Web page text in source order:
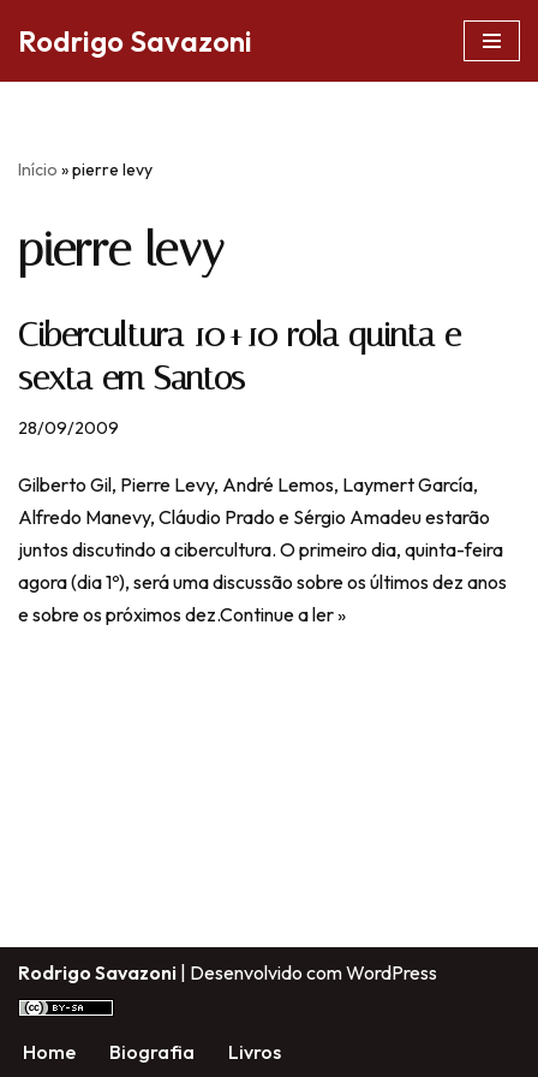
conteúdo
Rodrigo Savazoni
Início »pierre levy
pierre levy
Cibercultura 10+10 rola quinta e
sexta em Santos
28/09/2009
Gilberto Gil, Pierre Levy, André Lemos, Laymert García,
Alfredo Manevy, Cláudio Prado e Sérgio Amadeu estarão
juntos discutindo a cibercultura. O primeiro dia, quinta-feira
agora (dia 1º), será uma discussão sobre os últimos dez anos
e sobre os próximos dez.Continue a ler »
Rodrigo Savazoni | Desenvolvido comWordPress
Home Biografia Livros